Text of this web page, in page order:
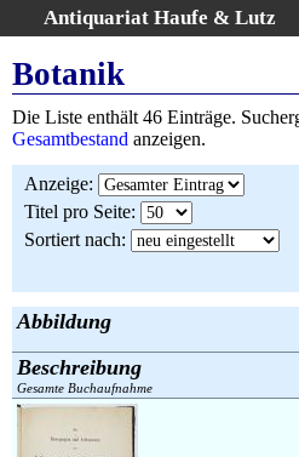
Antiquariat Haufe & Lutz
Home
Gesamtbestand
Kategorien
Schlagwörter
Suchergebnisse
AGB
Widerruf
Über uns
Aktuelle Kataloge
Kontakt
Botanik
Die Liste enthält 46 Einträge.
Gesamtbestand anzeigen.
Anzeige:
Titel pro Seite:
Sortiert nach:
Abbildung
Beschreibung
Gesamte Buchaufnahme